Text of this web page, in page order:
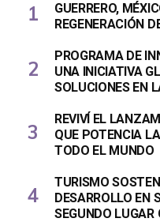
GUERRERO,
REGENERACIÓN
PROGRAMA DE
UNA INICIATIVA
SOLUCIONES EN
REVIVÍ EL
QUE POTENCIA
TODO EL MUNDO
TURISMO
DESARROLLO EN
SEGUNDO